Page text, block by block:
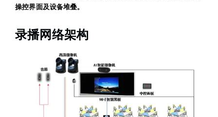
操控界面及设备堆叠。
录播网络架构